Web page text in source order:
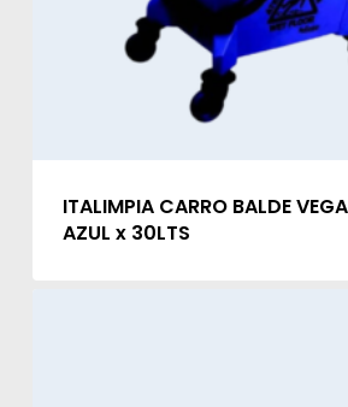
ITALIMPIA CARRO BALDE
AZUL x 30LTS